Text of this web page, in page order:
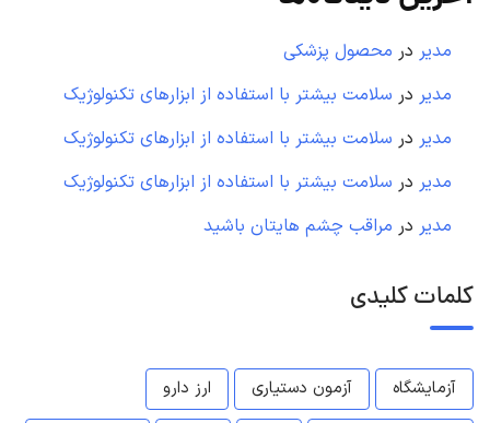
مدیر در محصول پزشکی
مدیر در سلامت بیشتر با استفاده از ابزارهای تکنولوژیک
مدیر در سلامت بیشتر با استفاده از ابزارهای تکنولوژیک
مدیر در سلامت بیشتر با استفاده از ابزارهای تکنولوژیک
مدیر در مراقب چشم هایتان باشید
کلمات کلیدی
آزمایشگاه آزمون دستیاری
ارز دارو